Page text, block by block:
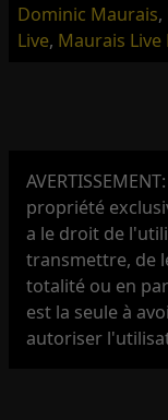
Dominic Maurais,
Live, Maurais Live
propriété
a le droit de
transmettre, de
totalité ou en
est la seule à
autoriser